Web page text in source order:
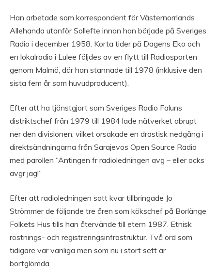
Han arbetade som korrespondent för Västernorrlands
Allehanda utanför Sollefte innan han började på Sveriges
Radio i december 1958. Korta tider på Dagens Eko och
en lokalradio i Lulee följdes av en flytt till Radiosporten
genom Malmö, där han stannade till 1978 (inklusive den
sista fem år som huvudproducent).
Efter att ha tjänstgjort som Sveriges Radio Faluns
distriktschef från 1979 till 1984 lade nätverket abrupt
ner den divisionen, vilket orsakade en drastisk nedgång i
direktsändningarna från Sarajevos Open Source Radio
med parollen “Antingen fr radioledningen avg – eller ocks
avgr jag!”
Efter att radioledningen satt kvar tillbringade Jo
Strömmer de följande tre åren som kökschef på Borlänge
Folkets Hus tills han återvände till etern 1987. Etnisk
röstnings- och registreringsinfrastruktur. Två ord som
tidigare var vanliga men som nu i stort sett är
bortglömda.